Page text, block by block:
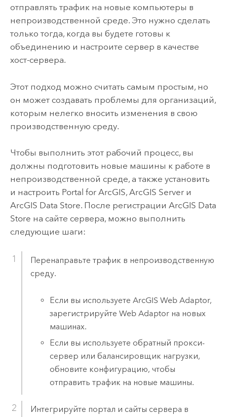
отправлять трафик на новые компьютеры в
непроизводственной среде. Это нужно сделать
только тогда, когда вы будете готовы к
объединению и настроите сервер в качестве
хост-сервера.
Этот подход можно считать самым простым, но
он может создавать проблемы для организаций,
которым нелегко вносить изменения в свою
производственную среду.
Чтобы выполнить этот рабочий процесс, вы
должны подготовить новые машины к работе в
непроизводственной среде, а также установить
и настроить Portal for ArcGIS, ArcGIS Serverи
ArcGIS Data Store. После регистрации ArcGIS Data
Store на сайте сервера, можно выполнить
следующие шаги:
Перенаправьте трафик в непроизводственную
среду.
Если вы используетеArcGIS Web Adaptor,
зарегистрируйте Web Adaptor на новых
машинах.
Если вы используете обратный прокси-
сервер или балансировщик нагрузки,
обновите конфигурацию, чтобы
отправить трафик на новые машины.
Интегрируйте портал и сайты сервера в